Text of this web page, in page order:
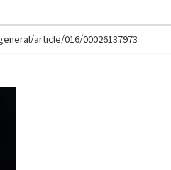
article/016/00026137973